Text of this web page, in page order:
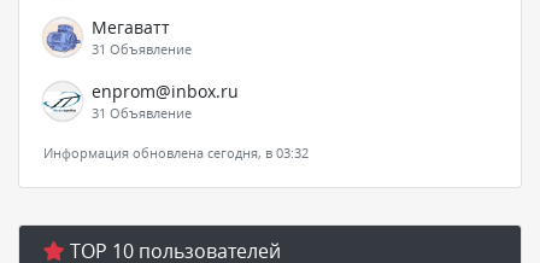
Мегаватт
31 Объявление
enprom@inbox.ru
31 Объявление
Информация обновлена сегодня, в 03:32
TOP 10 пользователей